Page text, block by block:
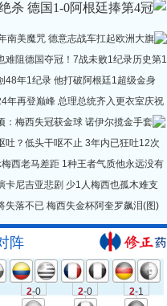
杀 德国1-0阿根廷捧第4冠
南美魔咒 德意志战车扛起欧洲大旗
难阻德国夺冠！7战未败1纪录历史第1
48年1纪录 他打破阿根廷1超级金身
年再登巅峰 总理总统齐入更衣室庆祝
：梅西失冠获金球 诺伊尔揽金手套
吐？低头干呕不止 3年内已狂吐12次
西老马差距 1种王者气质他永远没有
卡尼吉亚悲剧 少1人梅西也孤木难支
失落不已 梅西失金杯阿奎罗飙泪(图)
阵
2-0 2-0 2-1